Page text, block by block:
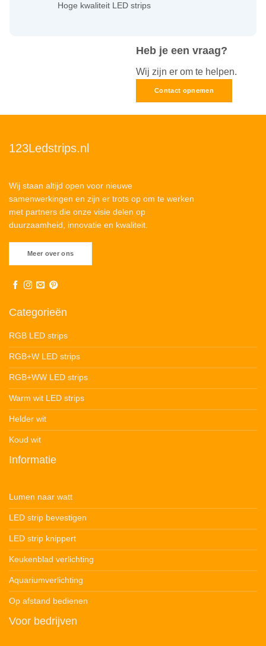
Heb je een vraag?
Wij zijn er om te helpen.
Contact opnemen
Hoge kwaliteit LED strips
123Ledstrips.nl
Wij staan altijd open voor nieuwe
samenwerkingen en zijn er trots op om te werken
met partners die onze visie delen op
duurzaamheid, innovatie en kwaliteit.
Meer over ons
Categorieën
RGB LED strips
RGB+W LED strips
RGB+WW LED strips
Warm wit LED strips
Helder wit
Koud wit
Informatie
Lumen naar watt
LED strip bevestigen
LED strip knippert
Keukenblad verlichting
Aquariumverlichting
Op afstand bedienen
Voor bedrijven